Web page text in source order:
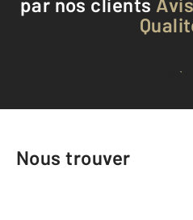
Voir tous les
Nous trouver